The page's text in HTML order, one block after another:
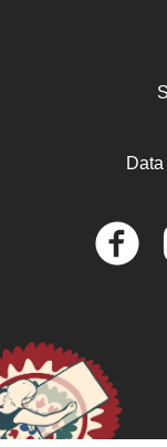
Teoría de la